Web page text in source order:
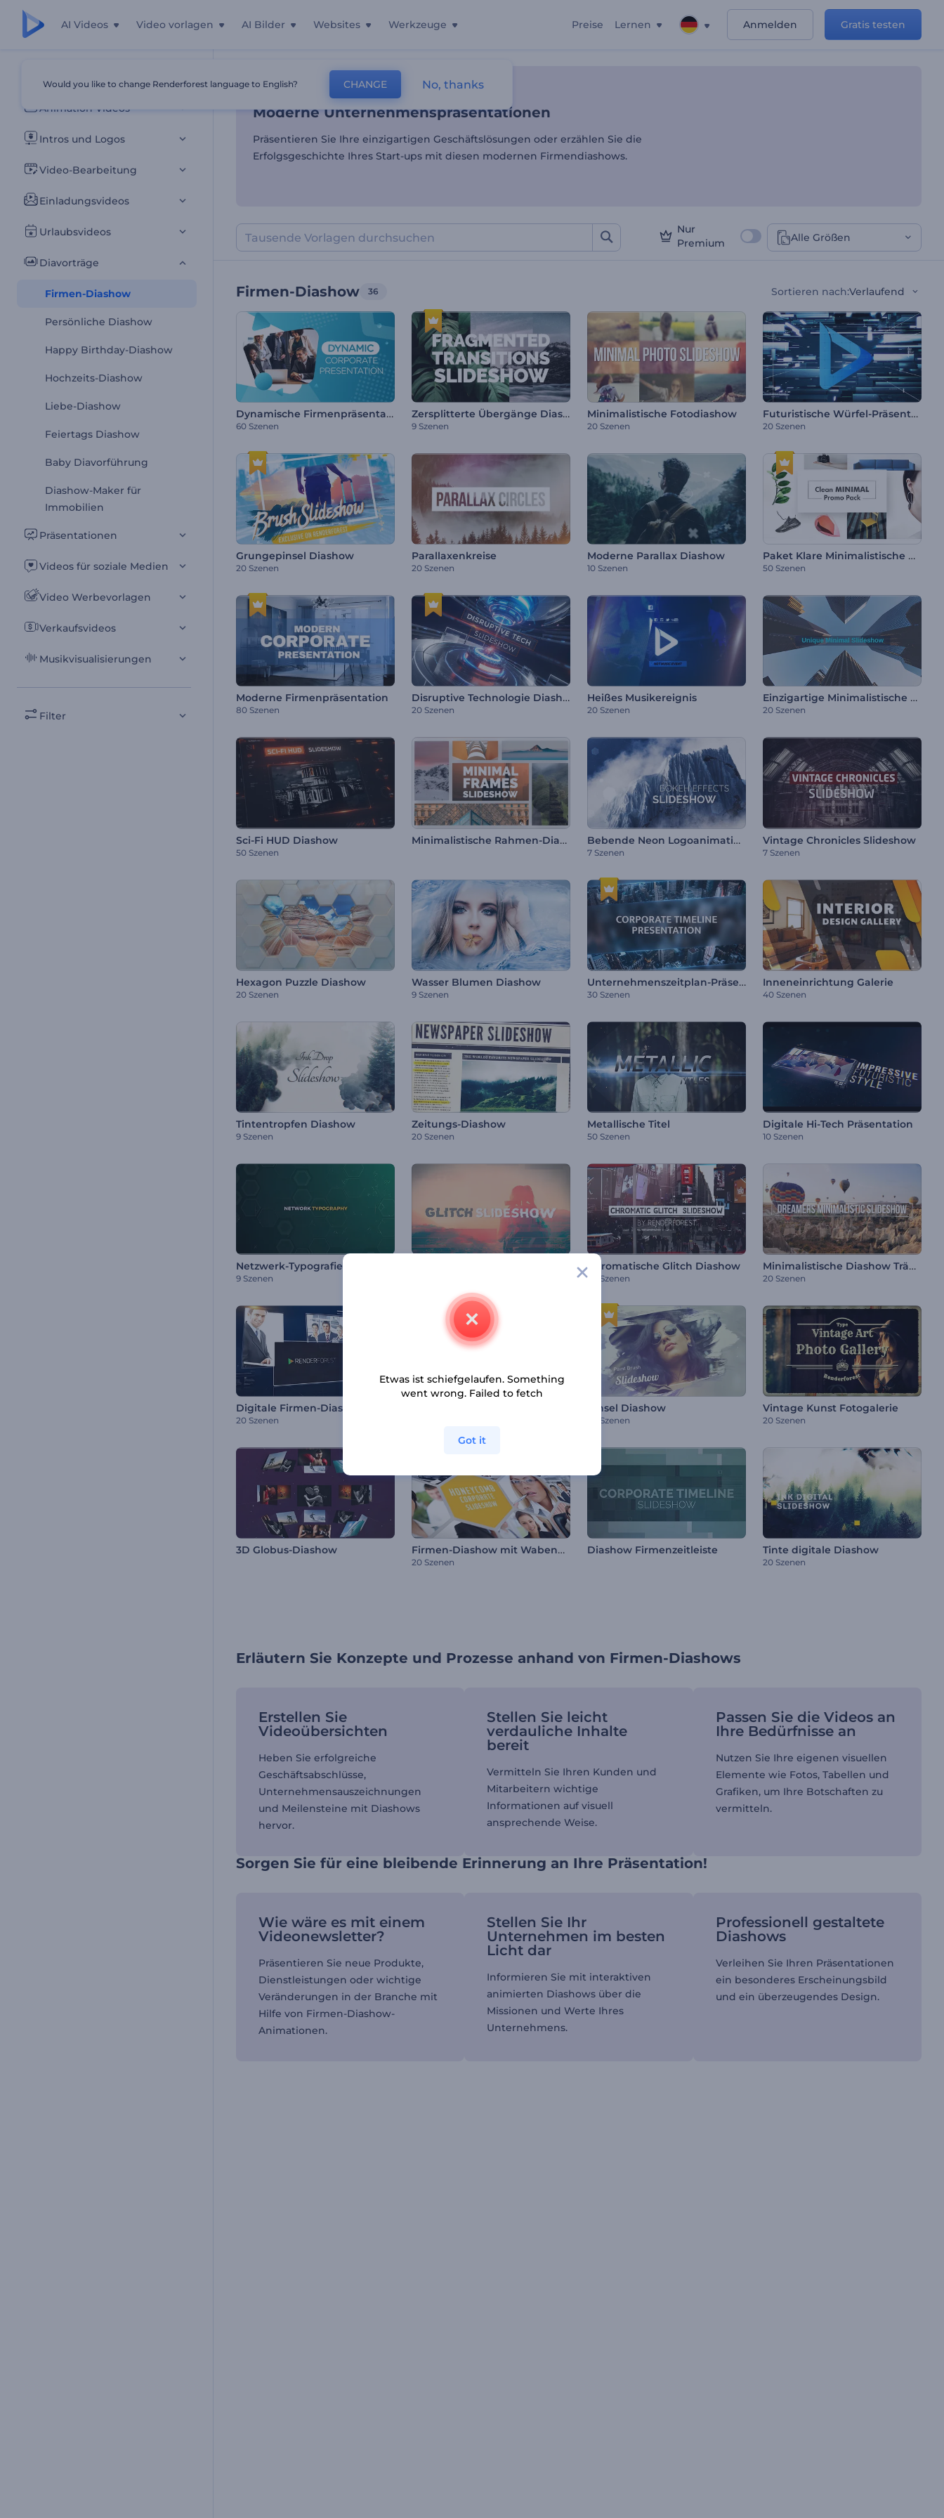
AI Videos Video vorlagen AI Bilder Websites Werkzeuge Preise Lernen Anmelden Gratis testen
Alle Vorlagen
Animation Videos
Intros und Logos
Video-Bearbeitung
Einladungsvideos
Urlaubsvideos
Diavorträge
Firmen-Diashow
Persönliche Diashow
Happy Birthday-Diashow
Hochzeits-Diashow
Liebe-Diashow
Feiertags Diashow
Baby Diavorführung
Diashow-Maker für
Immobilien
Präsentationen
Videos für soziale Medien
Video Werbevorlagen
Verkaufsvideos
Musikvisualisierungen
Filter
Moderne Unternehmenspräsentationen
Startseite Diavorträge Firmen-Diashow
Moderne Unternehmenspräsentationen
Präsentieren Sie Ihre einzigartigen Geschäftslösungen oder erzählen Sie die
Erfolgsgeschichte Ihres Start-ups mit diesen modernen Firmendiashows.
Nur
Premium
Alle Größen
Firmen-Diashow 36 Sortieren nach:Verlaufend
Dynamische Firmenpräsentation
60 Szenen
Zersplitterte Übergänge Diashow
9 Szenen
Minimalistische Fotodiashow
20 Szenen
Futuristische Würfel-Präsentation
20 Szenen
Grungepinsel Diashow
20 Szenen
Parallaxenkreise
20 Szenen
Moderne Parallax Diashow
10 Szenen
Paket Klare Minimalistische Werbung
50 Szenen
Moderne Firmenpräsentation
80 Szenen
Disruptive Technologie Diashow
20 Szenen
Heißes Musikereignis
20 Szenen
Einzigartige Minimalistische Diashow
20 Szenen
Sci-Fi HUD Diashow
50 Szenen
Minimalistische Rahmen-Diashow Bebende Neon Logoanimation
7 Szenen
Vintage Chronicles Slideshow
7 Szenen
Hexagon Puzzle Diashow
20 Szenen
Wasser Blumen Diashow
9 Szenen
Unternehmenszeitplan-Präsentation
30 Szenen
Inneneinrichtung Galerie
40 Szenen
Tintentropfen Diashow
9 Szenen
Zeitungs-Diashow
20 Szenen
Metallische Titel
50 Szenen
Digitale Hi-Tech Präsentation
10 Szenen
Netzwerk-Typografie
9 Szenen
Chromatische Glitch Diashow
20 Szenen
Minimalistische Diashow Träumer
20 Szenen
Digitale Firmen-Diashow
20 Szenen
Pinsel Diashow
20 Szenen
Vintage Kunst Fotogalerie
20 Szenen
3D Globus-Diashow Firmen-Diashow mit Wabenmuster
20 Szenen
Diashow Firmenzeitleiste Tinte digitale Diashow
20 Szenen
Erläutern Sie Konzepte und Prozesse anhand von Firmen-Diashows
Erstellen Sie
Videoübersichten
Heben Sie erfolgreiche
Geschäftsabschlüsse,
Unternehmensauszeichnungen
und Meilensteine mit Diashows
hervor.
Stellen Sie leicht
verdauliche Inhalte
bereit
Vermitteln Sie Ihren Kunden und
Mitarbeitern wichtige
Informationen auf visuell
ansprechende Weise.
Passen Sie die Videos an
Ihre Bedürfnisse an
Nutzen Sie Ihre eigenen visuellen
Elemente wie Fotos, Tabellen und
Grafiken, um Ihre Botschaften zu
vermitteln.
Sorgen Sie für eine bleibende Erinnerung an Ihre Präsentation!
Wie wäre es mit einem
Videonewsletter?
Präsentieren Sie neue Produkte,
Dienstleistungen oder wichtige
Veränderungen in der Branche mit
Hilfe von Firmen-Diashow-
Animationen.
Stellen Sie Ihr
Unternehmen im besten
Licht dar
Informieren Sie mit interaktiven
animierten Diashows über die
Missionen und Werte Ihres
Unternehmens.
Professionell gestaltete
Diashows
Verleihen Sie Ihren Präsentationen
ein besonderes Erscheinungsbild
und ein überzeugendes Design.
Would you like to change Renderforest language to English? CHANGE No, thanks
Etwas ist schiefgelaufen. Something
went wrong. Failed to fetch
Got it